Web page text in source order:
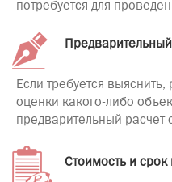
потребуется для
Если требуется
оценки какого-либо
предварительный расчет
Стоимость и